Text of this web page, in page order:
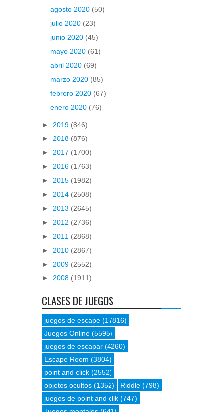
agosto 2020 (50)
julio 2020 (23)
junio 2020 (45)
mayo 2020 (61)
abril 2020 (69)
marzo 2020 (85)
febrero 2020 (67)
enero 2020 (76)
► 2019 (846)
► 2018 (876)
► 2017 (1700)
► 2016 (1763)
► 2015 (1982)
► 2014 (2508)
► 2013 (2645)
► 2012 (2736)
► 2011 (2868)
► 2010 (2867)
► 2009 (2552)
► 2008 (1911)
CLASES DE JUEGOS
juegos de escape (17816)
Juegos Online (5595)
juegos de escapar (4260)
Escape Room (3804)
point and click (2552)
objetos ocultos (1352) Riddle (798)
juegos de point and clik (747)